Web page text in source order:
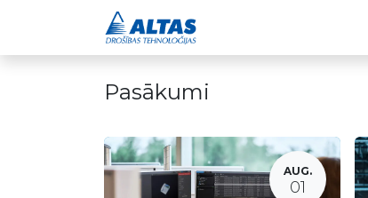
Pasākumi
AUG.
01